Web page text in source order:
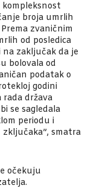
broja umrlih
zvaničnim
od posledica
na zaključak da je
bolovala od
podatak o
godini
država
se sagledala
periodu i
smatra
očekuju